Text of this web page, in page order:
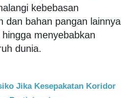
kebebasan
dan bahan pangan lainnya
menyebabkan
dunia.
Jika Kesepakatan Koridor